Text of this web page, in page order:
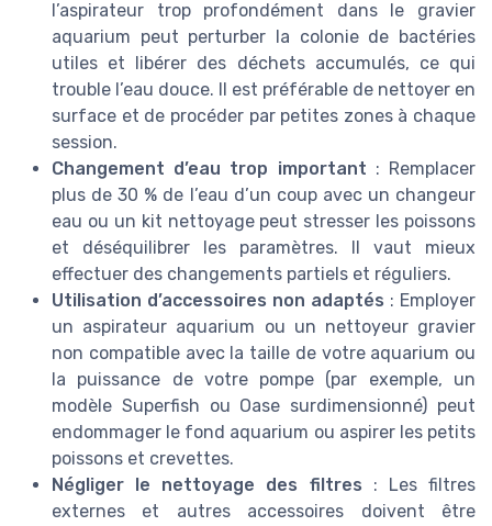
l’aspirateur trop profondément dans le gravier
aquarium peut perturber la colonie de bactéries
utiles et libérer des déchets accumulés, ce qui
trouble l’eau douce. Il est préférable de nettoyer en
surface et de procéder par petites zones à chaque
session.
Changement d’eau trop important : Remplacer
plus de 30 % de l’eau d’un coup avec un changeur
eau ou un kit nettoyage peut stresser les poissons
et déséquilibrer les paramètres. Il vaut mieux
effectuer des changements partiels et réguliers.
Utilisation d’accessoires non adaptés : Employer
un aspirateur aquarium ou un nettoyeur gravier
non compatible avec la taille de votre aquarium ou
la puissance de votre pompe (par exemple, un
modèle Superfish ou Oase surdimensionné) peut
endommager le fond aquarium ou aspirer les petits
poissons et crevettes.
Négliger le nettoyage des filtres : Les filtres
externes et autres accessoires doivent être